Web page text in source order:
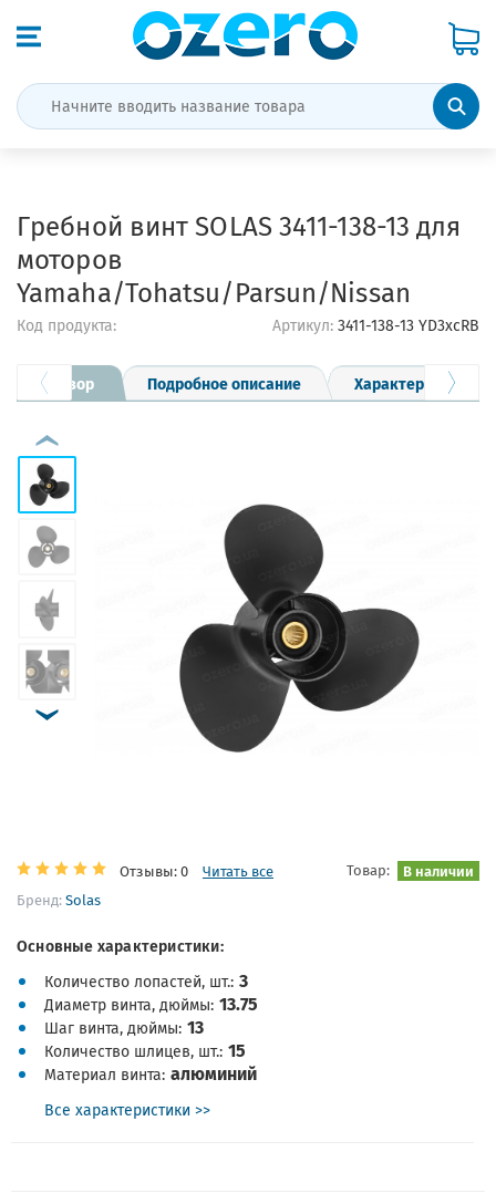
Гребной винт SOLAS 3411-138-13 для
моторов
Yamaha/Tohatsu/Parsun/Nissan
Код продукта: Артикул: 3411-138-13 YD3xсRВ
Обзор Подробное описание Характеристики
Отзывы: 0 Читать все Товар: В наличии
Бренд:Solas
Основные характеристики:
Количество лопастей, шт. 3
Диаметр винта, дюймы 13.75
Шаг винта, дюймы 13
Количество шлицев, шт. 15
Материал винта алюминий
Все характеристики >>